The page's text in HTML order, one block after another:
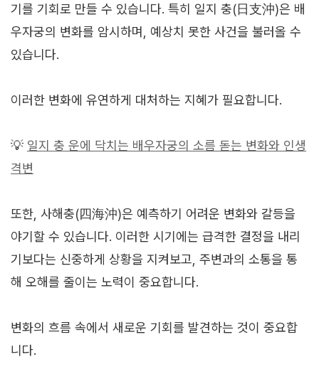
기를 기회로 만들 수 있습니다. 특히 일지 충(日支沖)은 배
우자궁의 변화를 암시하며, 예상치 못한 사건을 불러올 수
있습니다.
이러한 변화에 유연하게 대처하는 지혜가 필요합니다.
💡 일지 충 운에 닥치는 배우자궁의 소름 돋는 변화와 인생
격변
또한, 사해충(四海沖)은 예측하기 어려운 변화와 갈등을
야기할 수 있습니다. 이러한 시기에는 급격한 결정을 내리
기보다는 신중하게 상황을 지켜보고, 주변과의 소통을 통
해 오해를 줄이는 노력이 중요합니다.
변화의 흐름 속에서 새로운 기회를 발견하는 것이 중요합
니다.